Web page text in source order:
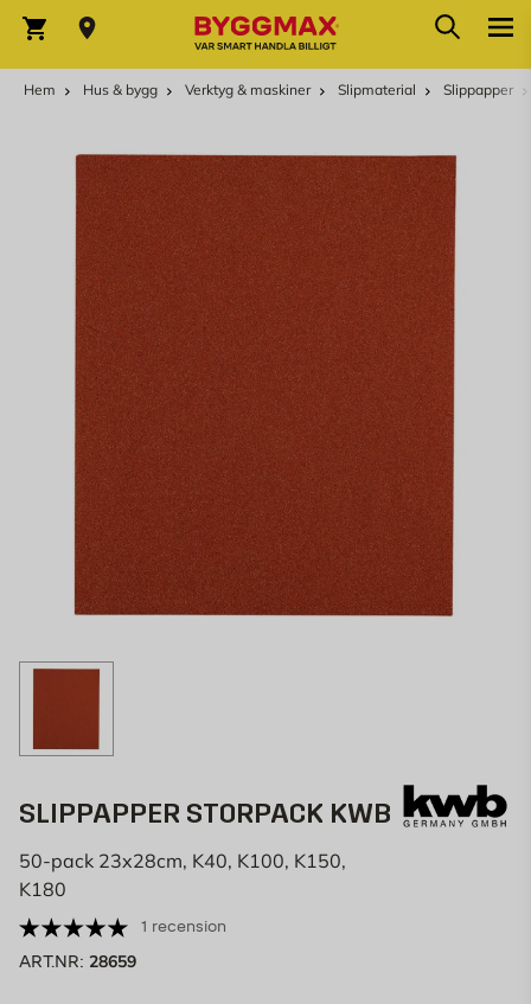
Varukorg Sök
Hem Hus & bygg Verktyg & maskiner Slipmaterial Slippapper
SLIPPAPPER STORPACK KWB
50-pack 23x28cm, K40, K100, K150,
K180
1 recension
ART.NR: 28659